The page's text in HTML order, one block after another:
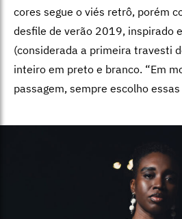
cores segue o viés retrô, porém
desfile de verão 2019, inspirado
(considerada a primeira travesti
inteiro em preto e branco. “Em
passagem, sempre escolho essas